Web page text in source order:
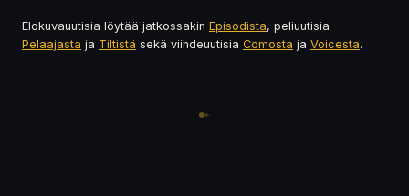
Elokuvauutisia löytää jatkossakin Episodista, peliuutisia
Pelaajasta ja Tiltistä sekä viihdeuutisia Comosta ja Voicesta.